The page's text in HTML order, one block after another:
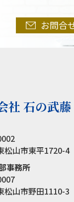
お問合
社 石の武藤
松山市東平1720-4
事務所
松山市野田1110-3